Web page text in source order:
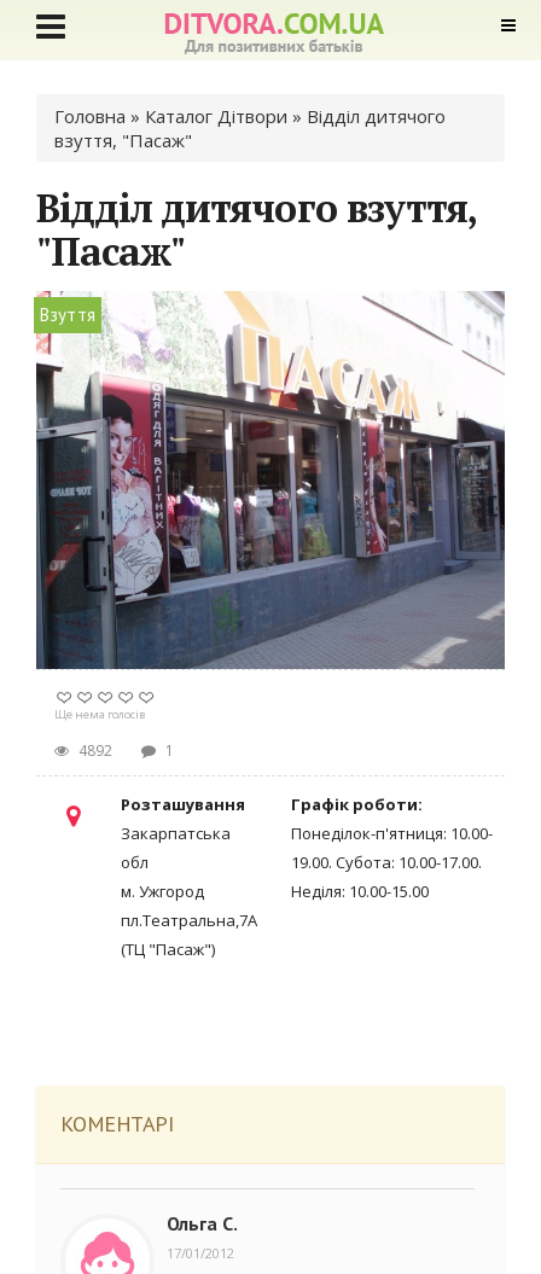
Ви є тут
Головна » Каталог Дітвори » Відділ дитячого
взуття, "Пасаж"
Відділ дитячого взуття,
"Пасаж"
Взуття
Ще нема голосів
4892 1
Розташування
Закарпатська
обл
м. Ужгород
пл.Театральна,7А
(ТЦ "Пасаж")
Графік роботи:
Понеділок-п'ятниця: 10.00-
19.00. Субота: 10.00-17.00.
Неділя: 10.00-15.00
КОМЕНТАРІ
Ольга С.
17/01/2012